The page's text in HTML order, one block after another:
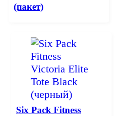
(пакет)
Six Pack Fitness